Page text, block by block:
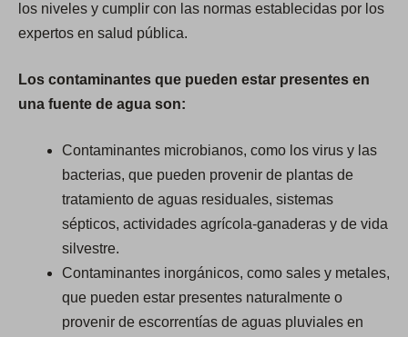
los niveles y cumplir con las normas establecidas por los
expertos en salud pública.
Los contaminantes que pueden estar presentes en
una fuente de agua son:
Contaminantes microbianos, como los virus y las
bacterias, que pueden provenir de plantas de
tratamiento de aguas residuales, sistemas
sépticos, actividades agrícola-ganaderas y de vida
silvestre.
Contaminantes inorgánicos, como sales y metales,
que pueden estar presentes naturalmente o
provenir de escorrentías de aguas pluviales en